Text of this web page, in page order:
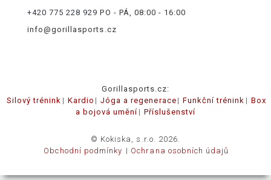
+420 775 228 929 PO - PÁ, 08:00 - 16:00
info@gorillasports.cz
Gorillasports.cz:
Silový trénink
Kardio Jóga a regenerace Funkční trénink
Box
a bojová umění
Příslušenství
© Kokiska, s.r.o. 2026.
Obchodní podmínky
Ochrana osobních údajů